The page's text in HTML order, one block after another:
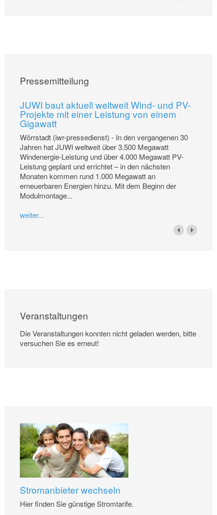
Pressemitteilung
JUWI baut aktuell weltweit Wind- und PV-
Projekte mit einer Leistung von einem
Gigawatt
Wörrstadt (iwr-pressedienst) - In den vergangenen 30
Jahren hat JUWI weltweit über 3.500 Megawatt
Windenergie-Leistung und über 4.000 Megawatt PV-
Leistung geplant und errichtet – in den nächsten
Monaten kommen rund 1.000 Megawatt an
erneuerbaren Energien hinzu. Mit dem Beginn der
Modulmontage...
weiter...
Veranstaltungen
Die Veranstaltungen konnten nicht geladen werden, bitte
versuchen Sie es erneut!
Stromanbieter wechseln
Hier finden Sie günstige Stromtarife.